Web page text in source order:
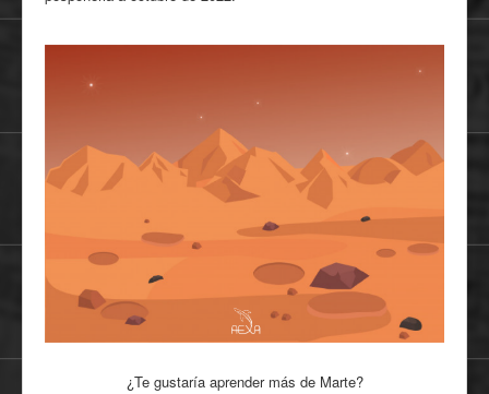
¿Te gustaría aprender más de Marte?